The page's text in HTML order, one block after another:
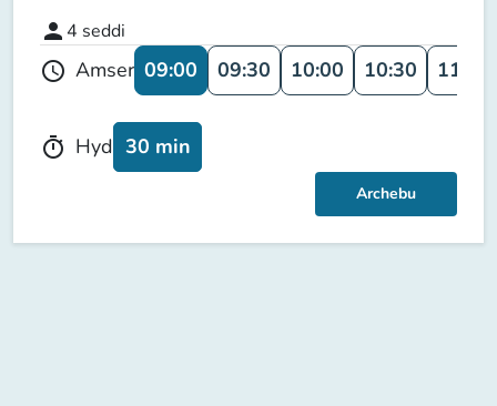
person 4 seddi
schedule Amser 09:00 09:30 10:00 10:30 11:00
timer Hyd 30 min
Archebu